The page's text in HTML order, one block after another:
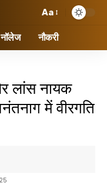
Aa
नौकरी
लांस नायक
में वीरगति